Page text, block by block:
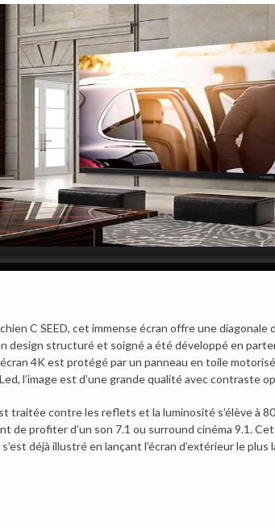
C SEED, cet immense écran offre une
design structuré et soigné a été développé en
4K est protégé par un panneau en toile
l’image est d’une grande qualité avec contraste
traitée contre les reflets et la luminosité s’élève à
de profiter d’un son 7.1 ou surround cinéma 9.1.
déjà illustré en lançant l’écran d’extérieur le plus